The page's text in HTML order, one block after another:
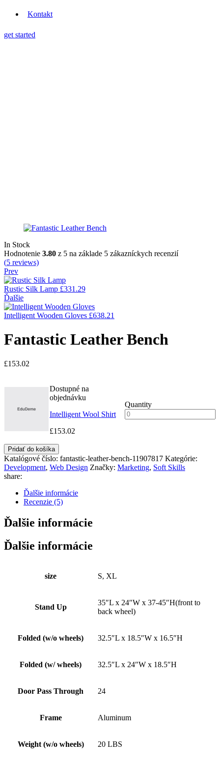
Kontakt
Menu
get started
Availability:
In Stock
Hodnotenie 3.80 z 5 na základe 5 zákazníckych recenzií
(5 reviews)
Prev
Rustic Silk Lamp £331.29
Ďalšie
Intelligent Wooden Gloves £638.21
Fantastic Leather Bench
£153.02
Dostupné na
objednávku
Intelligent Wool Shirt
£153.02
Quantity
Pridať do košíka
Katalógové číslo: fantastic-leather-bench-11907817 Kategórie:
Development, Web Design Značky: Marketing, Soft Skills
share:
Ďalšie informácie
Recenzie (5)
Ďalšie informácie
Ďalšie informácie
size S, XL
Stand Up
35″L x 24″W x 37-45″H(front to
back wheel)
Folded (w/o wheels) 32.5″L x 18.5″W x 16.5″H
Folded (w/ wheels) 32.5″L x 24″W x 18.5″H
Door Pass Through 24
Frame Aluminum
Weight (w/o wheels) 20 LBS